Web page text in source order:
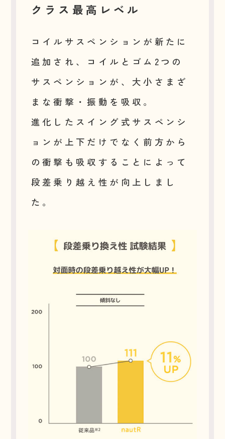
クラス最高レベル
コイルサスペンションが新たに
追加され、コイルとゴム2つの
サスペンションが、大小さまざ
まな衝撃・振動を吸収。
進化したスイング式サスペンシ
ョンが上下だけでなく前方から
の衝撃も吸収することによって
段差乗り越え性が向上しまし
た。